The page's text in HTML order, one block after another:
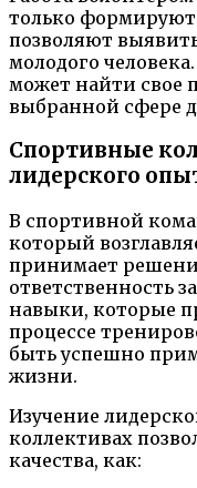
только формируют
позволяют
молодого
может найти свое
выбранной сфере
Спортивные
лидерского
В спортивной
который
принимает
ответственность
навыки, которые
процессе
быть успешно
жизни.
Изучение
коллективах
качества, как: